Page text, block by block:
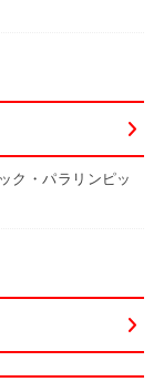
ク・パラリンピッ